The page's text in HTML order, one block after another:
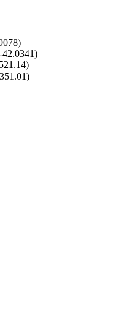
42.0341)